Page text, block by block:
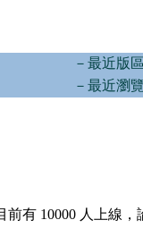
－最近版
－最近瀏
前有 10000 人上線